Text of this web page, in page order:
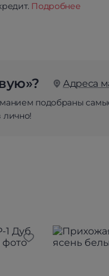
Подробнее
Адреса
подобраны
лично!